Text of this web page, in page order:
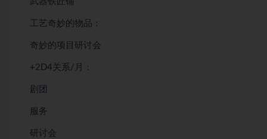
工艺奇妙的物品：
奇妙的项目研讨会
+2D4关系/月：
剧团
服务
研讨会